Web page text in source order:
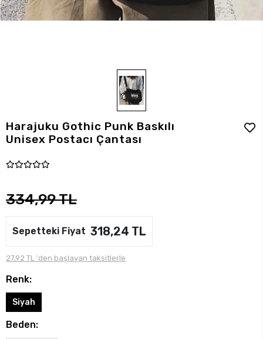
Harajuku Gothic Punk Baskılı
Unisex Postacı Çantası
334,99 TL
Sepetteki Fiyat 318,24 TL
27,92 TL 'den başlayan taksitlerle
Renk:
Siyah
Beden: